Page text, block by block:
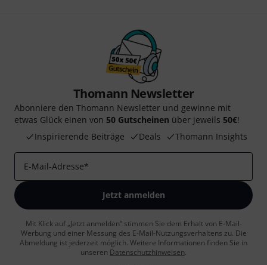
Thomann Newsletter
Abonniere den Thomann Newsletter und gewinne mit
etwas Glück einen von 50 Gutscheinen über jeweils 50€!
Inspirierende Beiträge
Deals Thomann Insights
E-Mail-Adresse*
Jetzt anmelden
Mit Klick auf „Jetzt anmelden“ stimmen Sie dem Erhalt von E-Mail-
Werbung und einer Messung des E-Mail-Nutzungsverhaltens zu. Die
Abmeldung ist jederzeit möglich. Weitere Informationen finden Sie in
unseren Datenschutzhinweisen.